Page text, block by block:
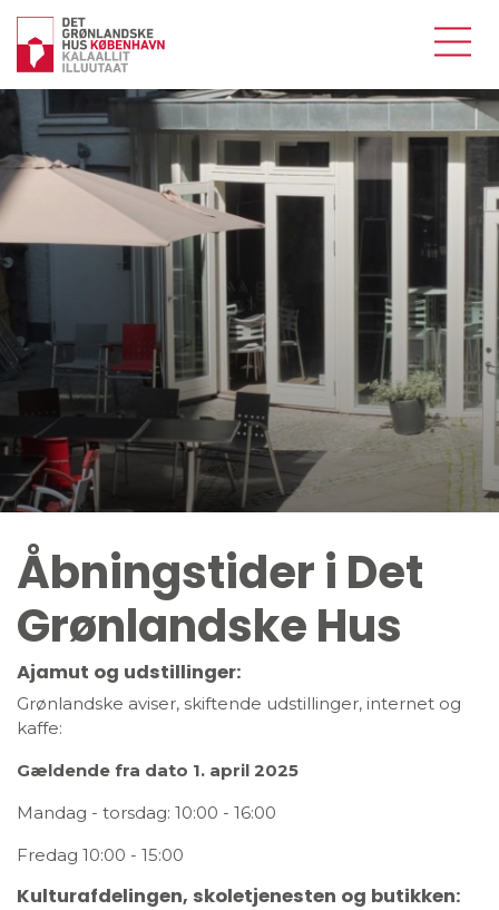
Åbningstider i Det
Grønlandske Hus
Ajamut og udstillinger:
Grønlandske aviser, skiftende udstillinger, internet og
kaffe:
Gældende fra dato 1. april 2025
Mandag - torsdag: 10:00 - 16:00
Fredag 10:00 - 15:00
Kulturafdelingen, skoletjenesten og butikken: